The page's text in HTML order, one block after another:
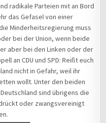
radikale Parteien mit an Bord
das Gefasel von einer
Minderheitsregierung muss
bei der Union, wenn beide
aber bei den Linken oder der
an CDU und SPD: Reißt euch
nicht in Gefahr, weil ihr
wollt. Unter den beiden
sind übrigens die
oder zwangsvereinigt